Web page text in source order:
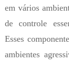
em vários
de controle
Esses
ambientes